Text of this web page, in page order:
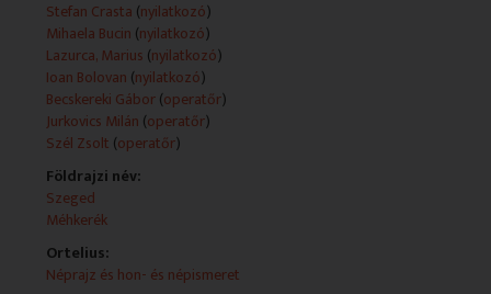
tevékenységét, valamint az anyaországhoz fűződő
egyre szorosabb kapcsolatait.
Stefan Crasta (nyilatkozó)
Mihaela Bucin (nyilatkozó)
Lazurca, Marius (nyilatkozó)
Ioan Bolovan (nyilatkozó)
Becskereki Gábor(operatőr)
Jurkovics Milán (operatőr)
Szél Zsolt (operatőr)
Földrajzi név:
Szeged
Méhkerék
Ortelius:
Néprajz és hon- és népismeret